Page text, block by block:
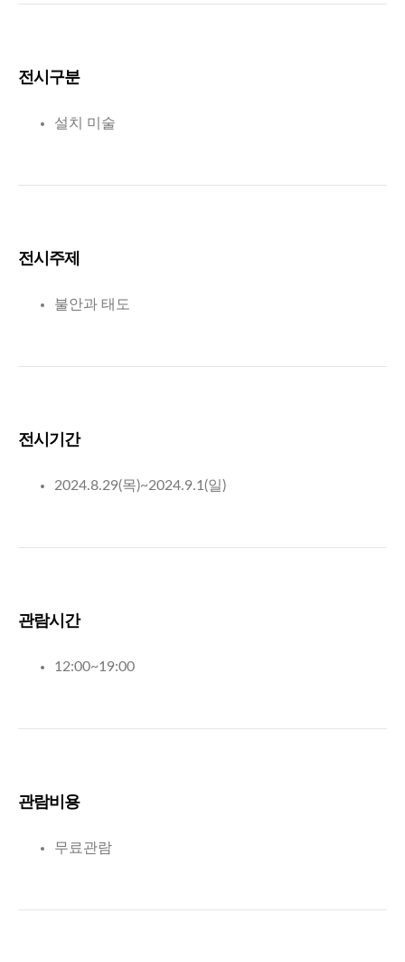
전시구분
설치 미술
전시주제
불안과 태도
전시기간
2024.8.29(목)~2024.9.1(일)
관람시간
12:00~19:00
관람비용
무료관람